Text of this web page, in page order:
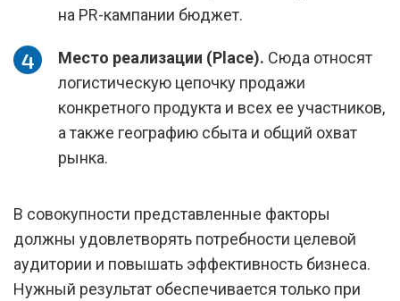
на PR-кампании бюджет.
Место реализации (Place). Сюда относят
логистическую цепочку продажи
конкретного продукта и всех ее участников,
а также географию сбыта и общий охват
рынка.
В совокупности представленные факторы
должны удовлетворять потребности целевой
аудитории и повышать эффективность бизнеса.
Нужный результат обеспечивается только при